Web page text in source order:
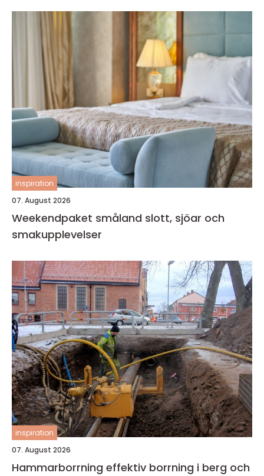
inspiration
07. August 2026
Weekendpaket småland slott, sjöar och
smakupplevelser
inspiration
07. August 2026
Hammarborrning effektiv borrning i berg och